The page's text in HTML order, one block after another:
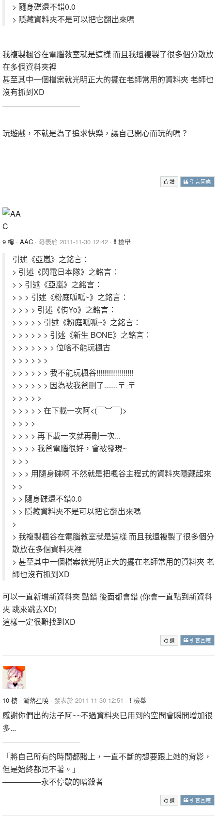
> 隨身碟還不錯0.0
> 隱藏資料夾不是可以把它翻出來嗎
我複製楓谷在電腦教室就是這樣 而且我還複製了很多個分散放
在多個資料夾裡
甚至其中一個檔案就光明正大的擺在老師常用的資料夾 老師也
沒有抓到XD
玩遊戲，不就是為了追求快樂，讓自己開心而玩的嗎？
讚 引言回應
9 樓 · AAC · 發表於 2011-11-30 12:42 · 檢舉
引述《亞嵐》之銘言：
> 引述《閃電日本隊》之銘言：
> > 引述《亞嵐》之銘言：
> > > 引述《粉庭呱呱~》之銘言：
> > > > 引述《侑Yo》之銘言：
> > > > > 引述《粉庭呱呱~》之銘言：
> > > > > > 引述《新生 BONE》之銘言：
> > > > > > > 位啥不能玩楓古
> > > > > >
> > > > > > 我不能玩楓谷!!!!!!!!!!!!!!!!!!!
> > > > > > 因為被我爸刪了.......〒ˍ〒
> > > > >
> > > > > 在下載一次阿<(￣︶￣)>
> > > >
> > > > 再下載一次就再刪一次...
> > > > 我爸電腦很好，會被發現~
> > >
> > > 用隨身碟啊 不然就是把楓谷主程式的資料夾隱藏起來
> >
> > 隨身碟還不錯0.0
> > 隱藏資料夾不是可以把它翻出來嗎
>
> 我複製楓谷在電腦教室就是這樣 而且我還複製了很多個分
散放在多個資料夾裡
> 甚至其中一個檔案就光明正大的擺在老師常用的資料夾 老
師也沒有抓到XD
可以一直新增新資料夾 點錯 後面都會錯 (你會一直點到新資料
夾 跳來跳去XD)
這樣一定很難找到XD
讚 引言回應
10 樓 · 漸落星曉 · 發表於 2011-11-30 12:51 · 檢舉
感謝你們出的法子阿~~不過資料夾已用到的空間會瞬間增加很
多...
「將自己所有的時間都賭上，一直不斷的想要跟上她的背影，
但是始終都見不著。」
—————永不停歇的暗殺者
讚 引言回應